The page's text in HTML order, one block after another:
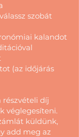
szobát
kalandot
(az időjárás
részvételi díj
véglegesíteni.
küldünk,
add meg az